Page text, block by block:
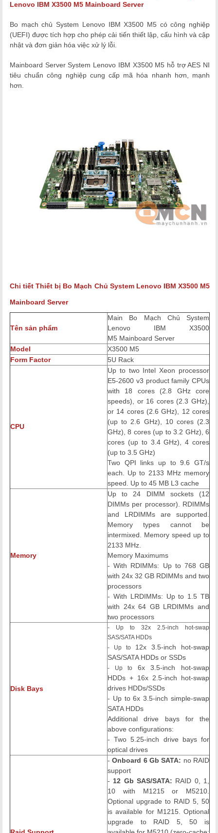
Lenovo IBM X3500 M5 Mainboard Server
Bo mạch chủ System Lenovo IBM X3500 M5 có công nghiệp
(UEFI) được tích hợp cho phép cải tiến thiết lập, cấu hình và cập
nhật và đơn giản hóa việc xử lý lỗi
Mainboard Server System Lenovo IBM X3500 M5 hỗ trợ AES NI
tiêu chuẩn công nghiệp cung cấp mã hóa nhanh hơn, mạnh
hơn.
Chi tiết Thiết bị Bo Mạch Chủ System Lenovo IBM X3500 M5
Mainboard Server
Tên sản phẩm
Main Bo Mạch Chủ System
Lenovo IBM X3500
M5 Mainboard Server
Model
X3500 M5
Form Factor
5U Rack
CPU
Up to two Intel Xeon processor
E5-2600 v3 product family CPUs
with 18 cores (2.8 GHz core
speeds), or 16 cores (2.3 GHz),
or 14 cores (2.6 GHz), 12 cores
(up to 2.6 GHz), 10 cores (2.3
GHz), 8 cores (up to 3.2 GHz), 6
cores (up to 3.4 GHz), 4 cores
(up to 3.5 GHz)
Two QPI links up to 9.6 GT/s
each. Up to 2133 MHz memory
speed. Up to 45 MB L3 cache
Memory
Up to 24 DIMM sockets (12
DIMMs per processor). RDIMMs
and LRDIMMs are supported.
Memory types cannot be
intermixed. Memory speed up to
2133 MHz.
Memory Maximums
- With RDIMMs: Up to 768 GB
with 24x 32 GB RDIMMs and two
processors
- With LRDIMMs: Up to 1.5 TB
with 24x 64 GB LRDIMMs and
two processors
Disk Bays
- Up to 32x 2.5-inch hot-swap
SAS/SATA HDDs
- Up to 12x 3.5-inch hot-swap
SAS/SATA HDDs or SSDs
- Up to 6x 3.5-inch hot-swap
HDDs + 16x 2.5-inch hot-swap
drives HDDs/SSDs
- Up to 6x 3.5-inch simple-swap
SATA HDDs
Additional drive bays for the
above configurations:
- Two 5.25-inch drive bays for
optical drives
- Onboard 6 Gb SATA: no RAID
support
- 12 Gb SAS/SATA: RAID 0, 1,
10 with M1215 or M5210.
Optional upgrade to RAID 5, 50
is available for M1215. Optional
upgrade to RAID 5, 50 is